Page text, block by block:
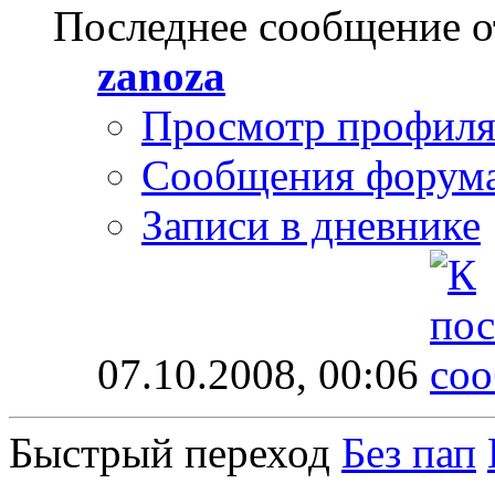
Последнее сообщение
zanoza
Просмотр профиля
Сообщения
Записи в дневнике
07.10.2008, 00:06
Быстрый переход Без пап